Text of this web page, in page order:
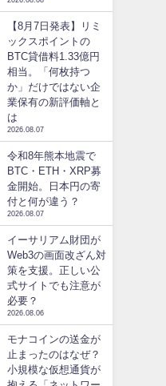
【8月7日発表】リミ
ックスポイントの
BTC貸借料1.33億円
相当。「何枚持つ
か」だけではない企
業保有の新評価軸と
は
2026.08.07
令和8年熊本地震で
BTC・ETH・XRP募
金開始。日本円の寄
付と何が違う？
2026.08.07
イーサリアム財団が
Web3の画面改ざん対
策を支援。正しい公
式サイトでも注意が
必要？
2026.08.06
モナコインの送金が
止まったのはなぜ？
小規模な仮想通貨が